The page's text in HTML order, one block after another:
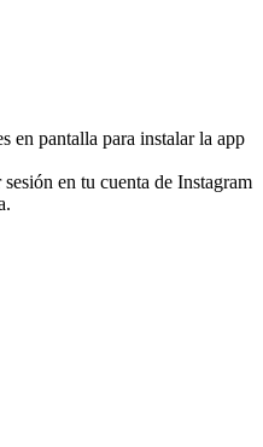
en pantalla para instalar la app
en tu cuenta de Instagram